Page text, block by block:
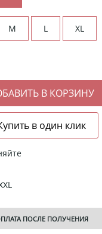
M L XL
ПОСЛЕ ПОЛУЧЕНИЯ